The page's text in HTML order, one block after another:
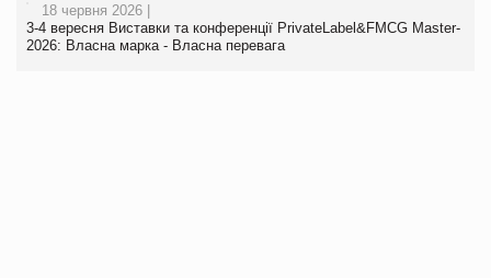
18 червня 2026 |
3-4 вересня Виставки та конференції PrivateLabel&FMCG Master-
2026: Власна марка - Власна перевага